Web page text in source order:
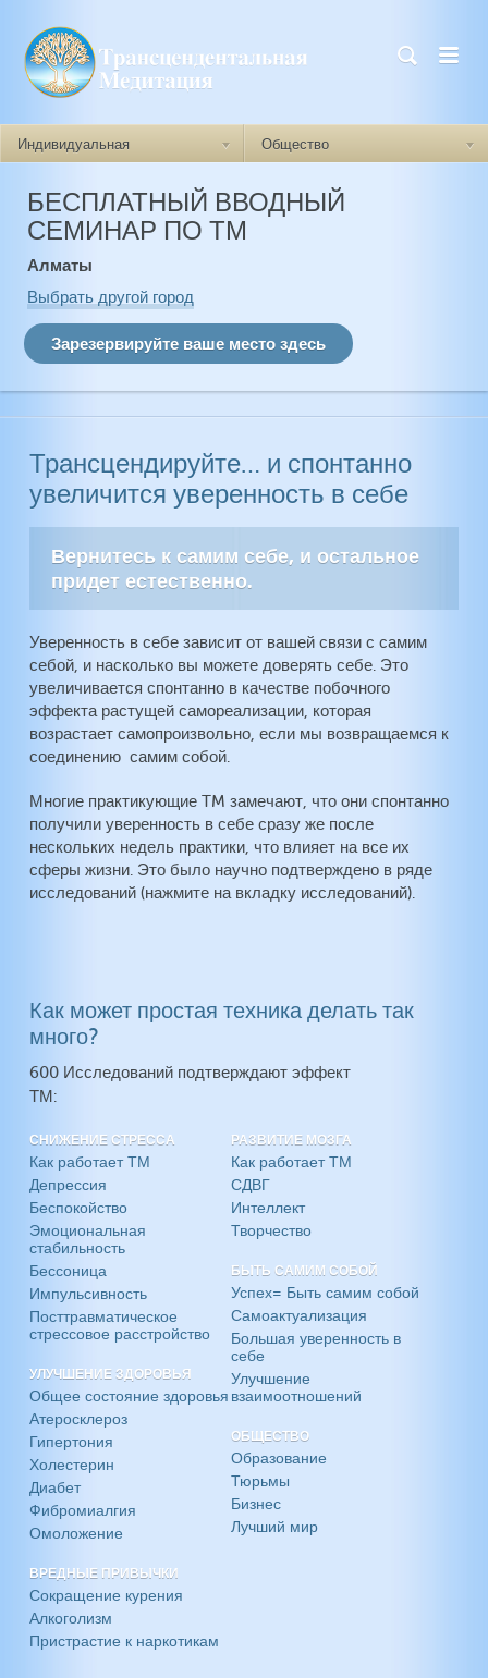
Индивидуальная
Как работает ТМ
Уверенность в себе
Взаимоотношения
Как работает ТМ
Бессоница
Эмоциональная
Импульсивность
Общее состояние здоровья
Атеросклероз
Холестерин
Диабет
Кровяное давление
Фибромиалгия
Вечная Молодость
Прекращение Курения
Алкоголизм
Пристрастие к Наркотикам
Как работает ТМ
СДВГ
Интеллект
Общество
БЕСПЛАТНЫЙ ВВОДНЫЙ
СЕМИНАР ПО ТМ
Алматы
Выбрать другой город
Трансцендируйте… и спонтанно
увеличится уверенность в себе
Вернитесь к самим себе, и остальное
придет естественно.
Уверенность в себе зависит от вашей связи с самим
себой, и насколько вы можете доверять себе. Это
увеличивается спонтанно в качестве побочного
эффекта растущей самореализации, которая
возрастает самопроизвольно, если мы возвращаемся к
соединению самим собой.
Многие практикующие TM замечают, что они спонтанно
получили уверенность в себе сразу же после
нескольких недель практики, что влияет на все их
сферы жизни. Это было научно подтверждено в ряде
исследований (нажмите на вкладку исследований).
Как может простая техника делать так
много?
600 Исследований подтверждают эффект
ТМ:
СНИЖЕНИЕ СТРЕССА
Как работает ТМ
Депрессия
Беспокойство
Эмоциональная
стабильность
Бессоница
Импульсивность
Посттравматическое
стрессовое расстройство
УЛУЧШЕНИЕ ЗДОРОВЬЯ
Общее состояние здоровья
Атеросклероз
Гипертония
Холестерин
Диабет
Фибромиалгия
Омоложение
ВРЕДНЫЕ ПРИВЫЧКИ
Сокращение курения
Алкоголизм
Пристрастие к наркотикам
РАЗВИТИЕ МОЗГА
Как работает ТМ
СДВГ
Интеллект
Творчество
БЫТЬ САМИМ СОБОЙ
Успех= Быть самим собой
Самоактуализация
Большая уверенность в
себе
Улучшение
взаимоотношений
ОБЩЕСТВО
Образование
Тюрьмы
Бизнес
Лучший мир